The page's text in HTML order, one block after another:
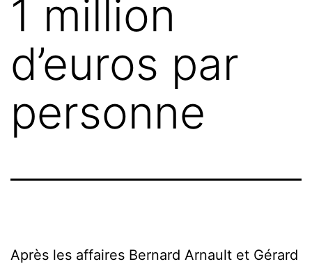
1 million
d’euros par
personne
Après les affaires Bernard Arnault et Gérard